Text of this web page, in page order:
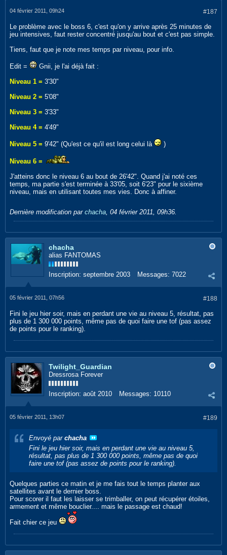
#187
04 février 2011, 09h24
Le problème avec le boss 6, c'est qu'on y arrive après 25 minutes de
jeu intensives, faut rester concentré jusqu'au bout et c'est pas simple.
Tiens, faut que je note mes temps par niveau, pour info.
Edit =
Gnii, je l'ai déjà fait :
Niveau 1 = 3'30"
Niveau 2 = 5'08"
Niveau 3 = 3'33"
Niveau 4 = 4'49"
Niveau 5 = 9'42" (Qu'est ce qu'il est long celui là )
Niveau 6 =
J'atteins donc le niveau 6 au bout de 26'42". Quand j'ai noté ces
temps, ma partie s'est terminée à 33'05, soit 6'23" pour le sixième
niveau, mais en utilisant toutes mes vies. Donc à affiner.
Dernière modification par chacha, 04 février 2011, 09h36.
chacha
alias FANTOMAS
Inscription: septembre 2003 Messages: 7022
#188
05 février 2011, 07h56
Fini le jeu hier soir, mais en perdant une vie au niveau 5, résultat, pas
plus de 1 300 000 points, même pas de quoi faire une tof (pas assez
de points pour le ranking).
Twilight_Guardian
Dressrosa Forever
Inscription: août 2010 Messages: 10110
#189
05 février 2011, 13h07
Envoyé par chacha
Fini le jeu hier soir, mais en perdant une vie au niveau 5,
résultat, pas plus de 1 300 000 points, même pas de quoi
faire une tof (pas assez de points pour le ranking).
Quelques parties ce matin et je me fais tout le temps planter aux
satellites avant le dernier boss.
Pour scorer il faut les laisser se trimballer, on peut récupérer étoiles,
armement et même bouclier.... mais le passage est chaud!
Fait chier ce jeu